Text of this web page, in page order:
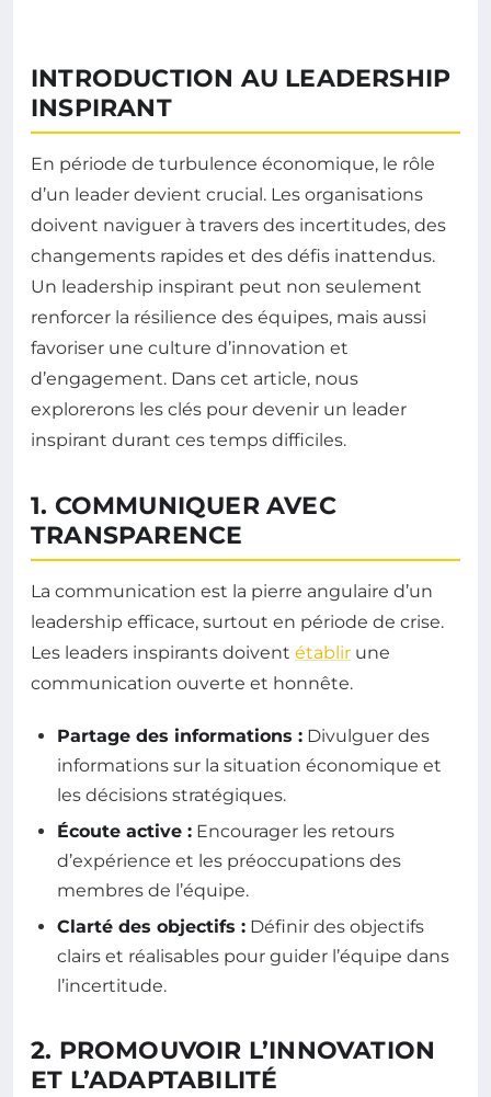
INTRODUCTION AU LEADERSHIP
INSPIRANT
En période de turbulence économique, le rôle
d’un leader devient crucial. Les organisations
doivent naviguer à travers des incertitudes, des
changements rapides et des défis inattendus.
Un leadership inspirant peut non seulement
renforcer la résilience des équipes, mais aussi
favoriser une culture d’innovation et
d’engagement. Dans cet article, nous
explorerons les clés pour devenir un leader
inspirant durant ces temps difficiles.
1. COMMUNIQUER AVEC
TRANSPARENCE
La communication est la pierre angulaire d’un
leadership efficace, surtout en période de crise.
Les leaders inspirants doivent établir une
communication ouverte et honnête.
Partage des informations : Divulguer des
informations sur la situation économique et
les décisions stratégiques.
Écoute active : Encourager les retours
d’expérience et les préoccupations des
membres de l’équipe.
Clarté des objectifs : Définir des objectifs
clairs et réalisables pour guider l’équipe dans
l’incertitude.
2. PROMOUVOIR L’INNOVATION
ET L’ADAPTABILITÉ